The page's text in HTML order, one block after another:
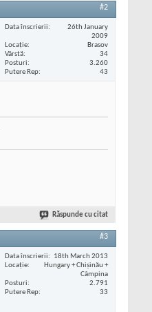
#2
Data înscrierii
26th January
2009
Locaţie
Brasov
Vârstă
34
Posturi
3.260
Putere Rep
43
Răspunde cu citat
#3
Data înscrierii
18th March 2013
Locaţie
Hungary + Chișinău +
Câmpina
Posturi
2.791
Putere Rep
33